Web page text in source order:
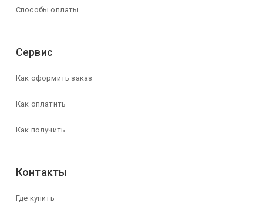
Способы оплаты
Сервис
Как оформить заказ
Как оплатить
Как получить
Контакты
Где купить